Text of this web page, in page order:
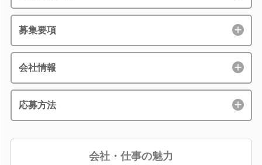
募集要項
会社情報
応募方法
会社・仕事の魅力